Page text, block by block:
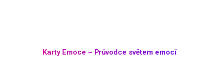
Karty Emoce – Průvodce světem emocí